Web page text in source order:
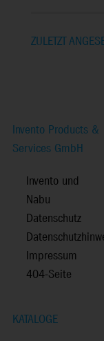
ZULETZT
Invento Products &
Services GmbH
Invento und
Nabu
Datenschutz
Impressum
404-Seite
KATALOGE